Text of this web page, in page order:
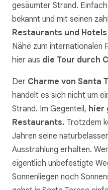
gesäumter Strand.
bekannt und mit seinen
Restaurants und Hotels
Nähe zum internationalen
hier aus die Tour durch
Der Charme von Santa
handelt es sich nicht um
Strand. Im Gegenteil, hier
Restaurants. Trotzdem
Jahren seine
Ausstrahlung erhalten.
eigentlich unbefestigte
Sonnenliegen noch